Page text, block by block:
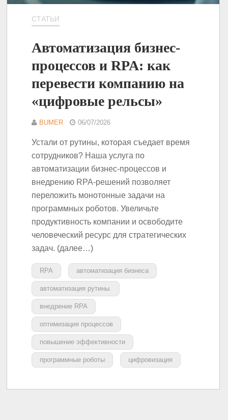
СТАТЬИ
Автоматизация бизнес-
процессов и RPA: как
перевести компанию на
«цифровые рельсы»
BUMER 06/07/2026
Устали от рутины, которая съедает время
сотрудников? Наша услуга по
автоматизации бизнес-процессов и
внедрению RPA-решений позволяет
переложить монотонные задачи на
программных роботов. Увеличьте
продуктивность компании и освободите
человеческий ресурс для стратегических
задач. (далее…)
RPA автоматизация бизнеса
автоматизация рутины.
внедрение RPA
оптимизация процессов
повышение эффективности
программные роботы цифровизация